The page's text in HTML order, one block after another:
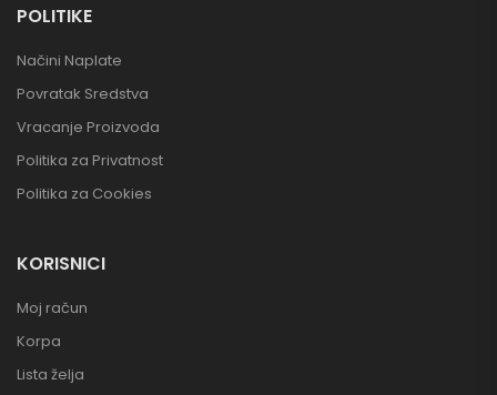
POLITIKE
Načini Naplate
Povratak Sredstva
Vracanje Proizvoda
Politika za Privatnost
Politika za Cookies
KORISNICI
Moj račun
Korpa
Lista želja